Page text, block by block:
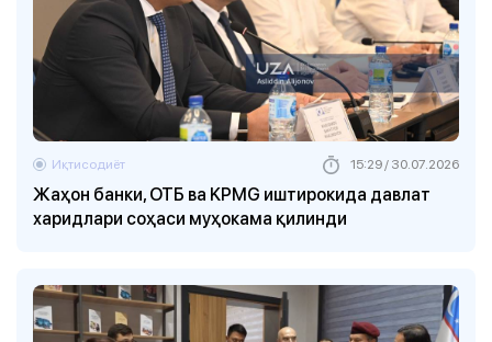
Жаҳон банки, ОТБ ва KPMG иштирокида давлат
харидлари соҳаси муҳокама қилинди
Иқтисодиёт 15:29 / 30.07.2026